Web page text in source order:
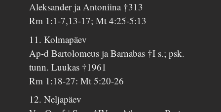
Aleksander ja Antoniina †313
Rm 1:1-7,13-17; Mt 4:25-5:13
11. Kolmapäev
Ap-d Bartolomeus ja Barnabas †I s.; psk.
tunn. Luukas †1961
Rm 1:18-27: Mt 5:20-26
12. Neljapäev